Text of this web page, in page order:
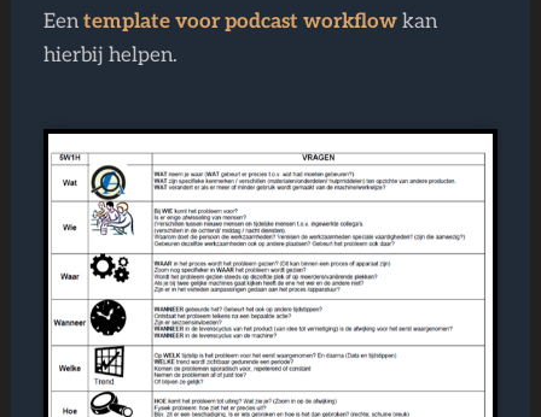
Een template voor podcast workflow kan
hierbij helpen.